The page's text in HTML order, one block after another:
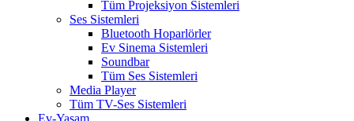
Tüm Projeksiyon Sistemleri
Ses Sistemleri
Bluetooth Hoparlörler
Ev Sinema Sistemleri
Soundbar
Tüm Ses Sistemleri
Media Player
Tüm TV-Ses Sistemleri
Ev-Yaşam